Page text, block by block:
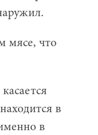
мясе, что
в
в